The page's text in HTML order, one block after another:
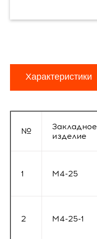
Характеристики
№
Закладное
изделие
1 М4-25
2 М4-25-1